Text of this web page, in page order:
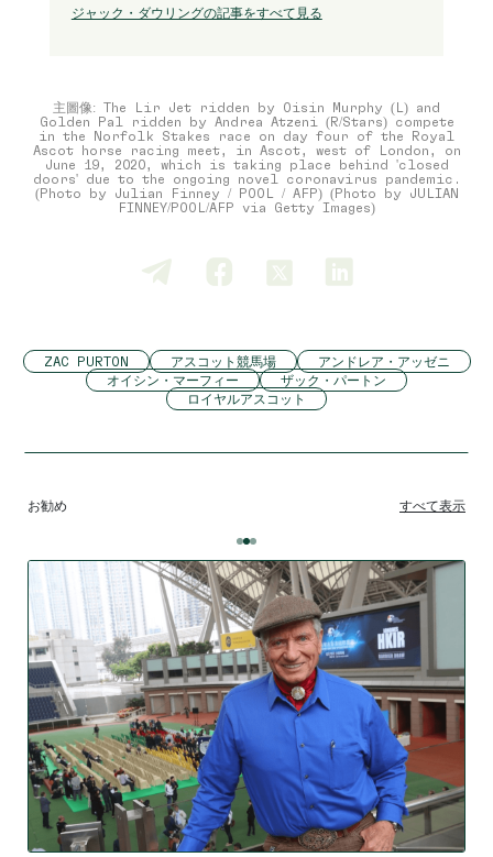
ジャック・ダウリングの記事をすべて見る
主圖像: The Lir Jet ridden by Oisin Murphy (L) and
Golden Pal ridden by Andrea Atzeni (R/Stars) compete
in the Norfolk Stakes race on day four of the Royal
Ascot horse racing meet, in Ascot, west of London, on
June 19, 2020, which is taking place behind 'closed
doors' due to the ongoing novel coronavirus pandemic.
(Photo by Julian Finney / POOL / AFP) (Photo by JULIAN
FINNEY/POOL/AFP via Getty Images)
ZAC PURTON アスコット競馬場
アンドレア・アッゼニ
オイシン・マーフィー
ザック・パートン
ロイヤルアスコット
お勧め すべて表示